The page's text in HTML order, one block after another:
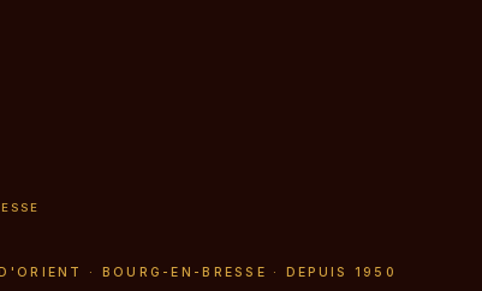
· BOURG-EN-BRESSE · DEPUIS 1950